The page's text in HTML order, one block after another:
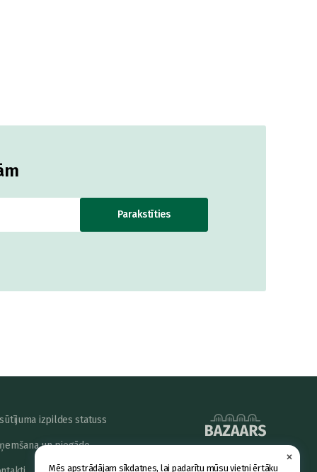
×
Mēs apstrādājam sīkdatnes, lai padarītu mūsu vietni ērtāku
Parakstīties
izpildes statuss
un piegāde